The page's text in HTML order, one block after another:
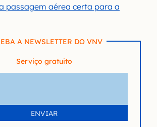
passagem aérea certa para a
A NEWSLETTER DO VNV
Serviço gratuito